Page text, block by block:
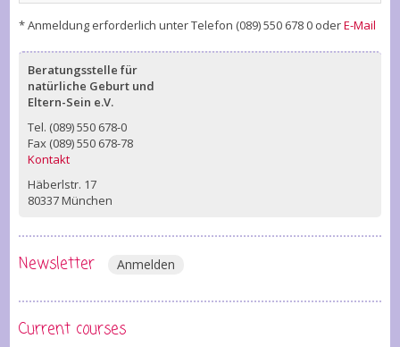
* Anmeldung erforderlich unter Telefon (089) 550 678 0 oderE-Mail
Beratungsstelle für
natürliche Geburt und
Eltern-Sein e.V.
Tel. (089) 550 678-0
Fax (089) 550 678-78
Kontakt
Häberlstr. 17
80337 München
Newsletter Anmelden
Current courses